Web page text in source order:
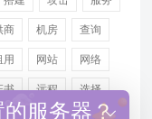
商 机房 查询
用 网站 网络
书 远程 选择
服务器？